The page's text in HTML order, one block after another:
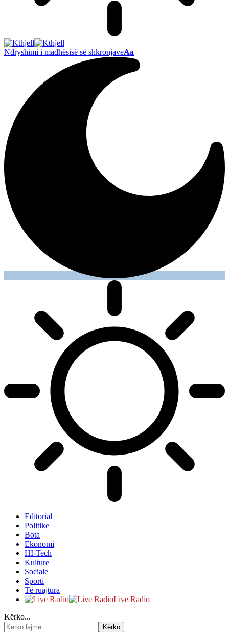
Ndryshimi i madhësisë së shkronjaveAa
Editorial
Politike
Bota
Ekonomi
HI-Tech
Kulture
Sociale
Sporti
Të ruajtura
Live Radio
Kërko...